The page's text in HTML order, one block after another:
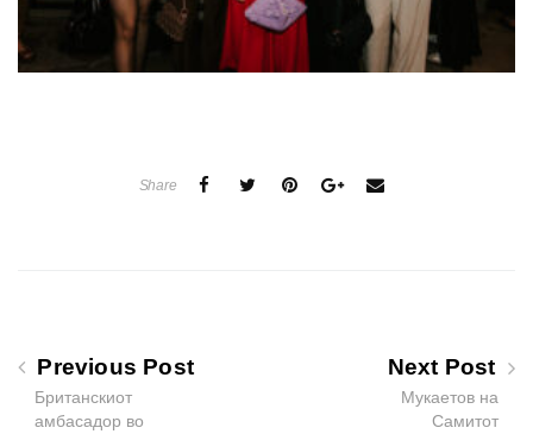
Share
Previous Post
Британскиот
амбасадор во
Next Post
Мукаетов на
Самитот